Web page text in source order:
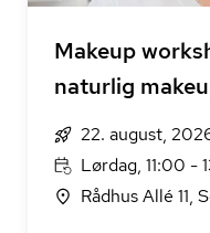
Makeup
naturlig
22. august,
Lørdag, 11:00 -
Rådhus Allé 11,